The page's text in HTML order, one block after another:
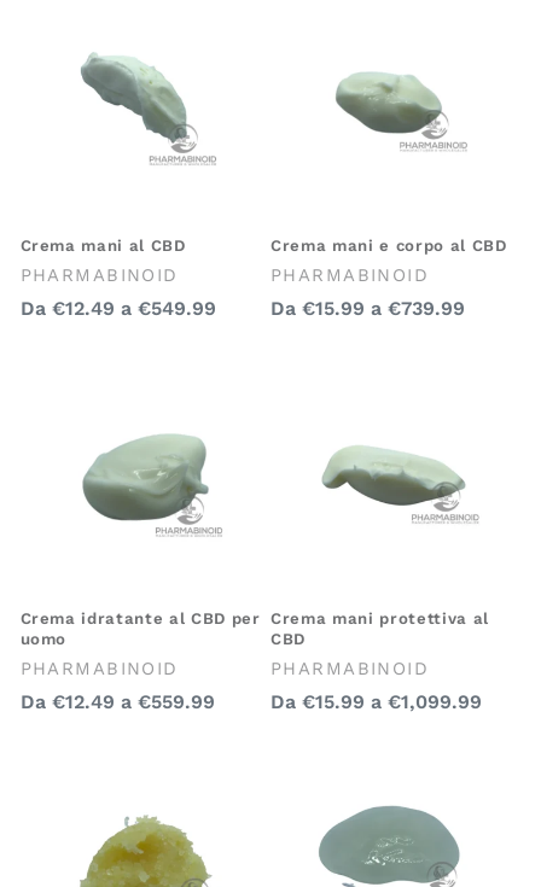
Crema mani al CBD
Venditore:
PHARMABINOID
Prezzo
Da €12.49 a €549.99
Crema mani e corpo al CBD
Venditore:
PHARMABINOID
Prezzo
Da €15.99 a €739.99
Crema idratante al CBD per
uomo
Venditore:
PHARMABINOID
Prezzo
Da €12.49 a €559.99
Crema mani protettiva al
CBD
Venditore:
PHARMABINOID
Prezzo
Da €15.99 a €1,099.99